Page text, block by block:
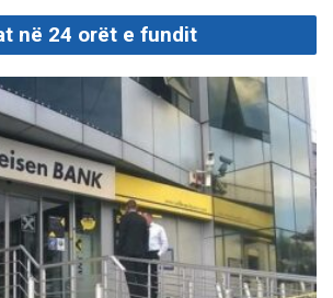
në 24 orët e fundit